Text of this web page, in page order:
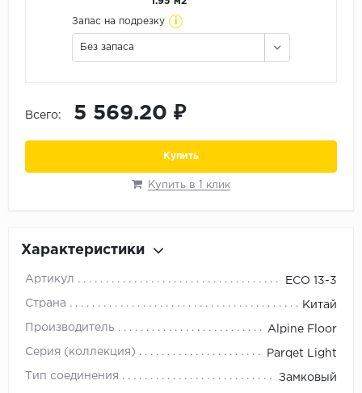
Запас на подрезку i
Без запаса
Всего: 5 569.20 ₽
Купить
Купить в 1 клик
Характеристики
Артикул ЕСО 13-3
Страна Китай
Производитель Alpine Floor
Серия (коллекция) Parqet Light
Тип соединения Замковый